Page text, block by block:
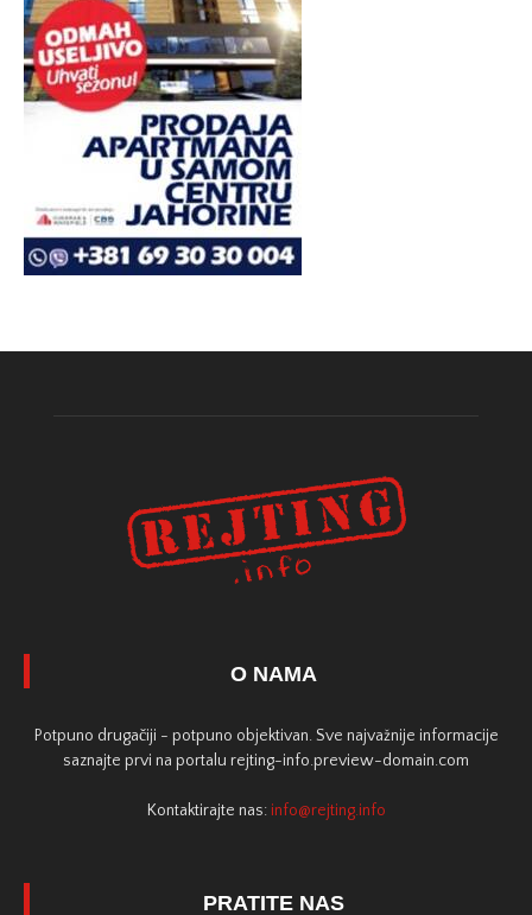
O NAMA
Potpuno drugačiji - potpuno objektivan. Sve najvažnije informacije
saznajte prvi na portalu rejting-info.preview-domain.com
Kontaktirajte nas: info@rejting.info
PRATITE NAS